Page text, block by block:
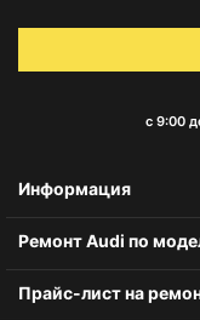
с 9:00
Информация
Ремонт Audi по
Прайс-лист на